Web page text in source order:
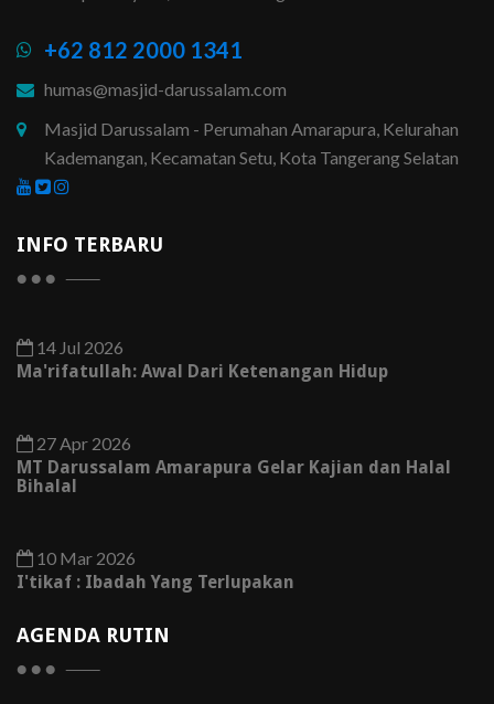
+62 812 2000 1341
humas@masjid-darussalam.com
Masjid Darussalam - Perumahan Amarapura, Kelurahan
Kademangan, Kecamatan Setu, Kota Tangerang Selatan
INFO TERBARU
14 Jul 2026
Ma'rifatullah: Awal Dari Ketenangan Hidup
27 Apr 2026
MT Darussalam Amarapura Gelar Kajian dan Halal
Bihalal
10 Mar 2026
I'tikaf : Ibadah Yang Terlupakan
AGENDA RUTIN